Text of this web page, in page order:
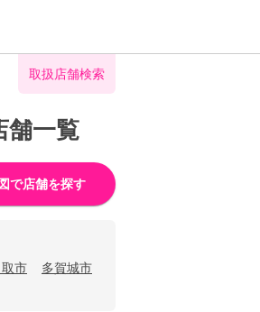
取扱店舗検索
舗一覧
で店舗を探す
市
多賀城市